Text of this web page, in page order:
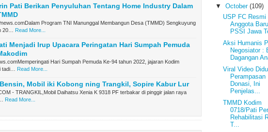
Pati Berikan Penyuluhan Tentang Home Industry Dalam
Program TNI Manunggal Membangun Desa (TMMD) Sengkuyung
20…
Read More...
Menjadi Irup Upacara Peringatan Hari Sumpah Pemuda
Hari Sumpah Pemuda Ke-94 tahun 2022, jajaran Kodim
tadi… Read More...
Mobil iki Kobong ning Trangkil, Sopire Kabur Lur
- TRANGKIL,Mobil Daihatsu Xenia K 9318 PF terbakar di pinggir jalan raya
Read More...
▼ October (109)
USP FC Resmi
Anggota Baru
PSSI Jawa
Aksi Humanis
Negosiator :
Dagangan
Viral Video
Perampasan
Donasi, Ini
Penjelas...
TMMD Kodim
0718/Pati
Rehabilitasi
T...